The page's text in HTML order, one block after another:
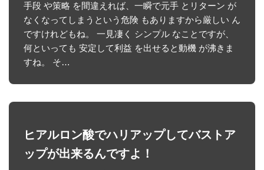
手段 や策略 を間違えれば、一瞬で元手 とリターン が
なくなってしまうという危険 もありますから厳しい ん
ですけれどもね。 一見凄く シンプル なことですが、
何といっても 安定して利益 を出せると動機 が沸きま
すね。 そ…
ヒアルロン酸でハリアップしてバストア
ップが出来るんですよ！